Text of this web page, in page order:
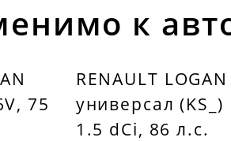
к
75
RENAULT
универсал (KS_)
1.5 dCi, 86 л.с.